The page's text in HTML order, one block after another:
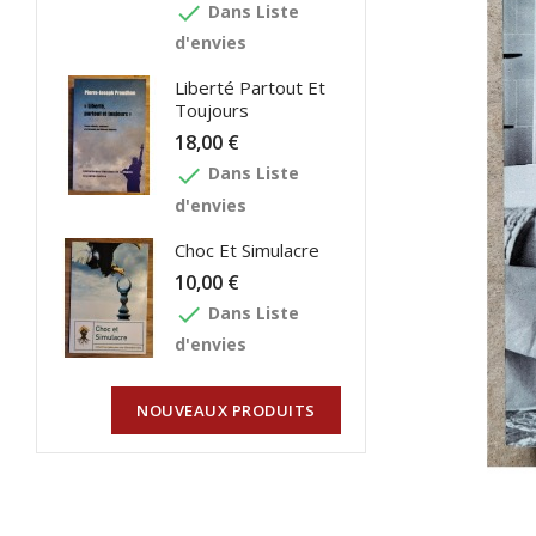
done Dans Liste
d'envies
Liberté Partout Et
Toujours
18,00 €
done Dans Liste
d'envies
Choc Et Simulacre
10,00 €
done Dans Liste
d'envies
NOUVEAUX PRODUITS